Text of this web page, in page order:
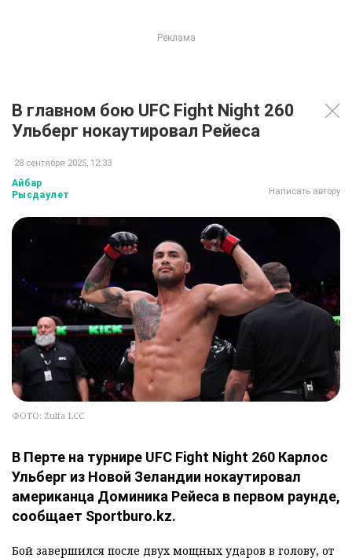
В главном бою UFC Fight Night 260
Ульберг нокаутировал Рейеса
28 сентября 2025, 12:33
Айбар
Рысдаулет
Написать автору
ФОТО: Zulfa LCC
В Перте на турнире UFC Fight Night 260 Карлос
Ульберг из Новой Зеландии нокаутировал
американца Доминика Рейеса в первом раунде,
сообщает Sportburo.kz.
Бой завершился после двух мощных ударов в голову, от